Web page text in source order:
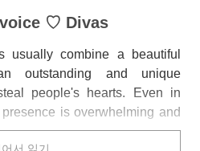
♡ Divas
usually combine a beautiful
outstanding and unique
people's hearts. Even in
is overwhelming and
role in the story.